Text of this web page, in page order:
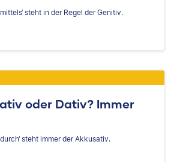
steht in der Regel der Genitiv.
oder Dativ? Immer
steht immer der Akkusativ.